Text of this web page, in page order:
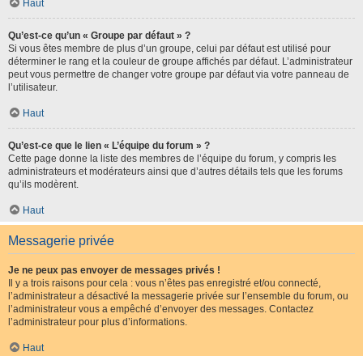
Haut
Qu’est-ce qu’un « Groupe par défaut » ?
Si vous êtes membre de plus d’un groupe, celui par défaut est utilisé pour
déterminer le rang et la couleur de groupe affichés par défaut. L’administrateur
peut vous permettre de changer votre groupe par défaut via votre panneau de
l’utilisateur.
Haut
Qu’est-ce que le lien « L’équipe du forum » ?
Cette page donne la liste des membres de l’équipe du forum, y compris les
administrateurs et modérateurs ainsi que d’autres détails tels que les forums
qu’ils modèrent.
Haut
Messagerie privée
Je ne peux pas envoyer de messages privés !
Il y a trois raisons pour cela : vous n’êtes pas enregistré et/ou connecté,
l’administrateur a désactivé la messagerie privée sur l’ensemble du forum, ou
l’administrateur vous a empêché d’envoyer des messages. Contactez
l’administrateur pour plus d’informations.
Haut